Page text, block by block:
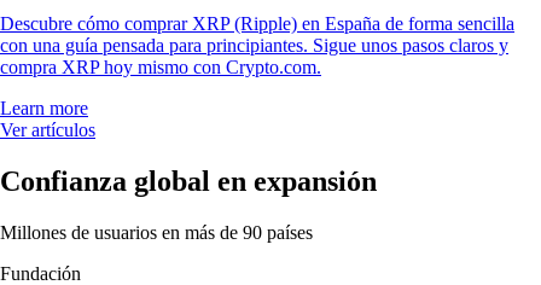
Descubre cómo comprar XRP (Ripple) en España de forma sencilla
con una guía pensada para principiantes. Sigue unos pasos claros y
compra XRP hoy mismo con Crypto.com.
Learn more
Ver artículos
Confianza global en expansión
Millones de usuarios en más de 90 países
Fundación